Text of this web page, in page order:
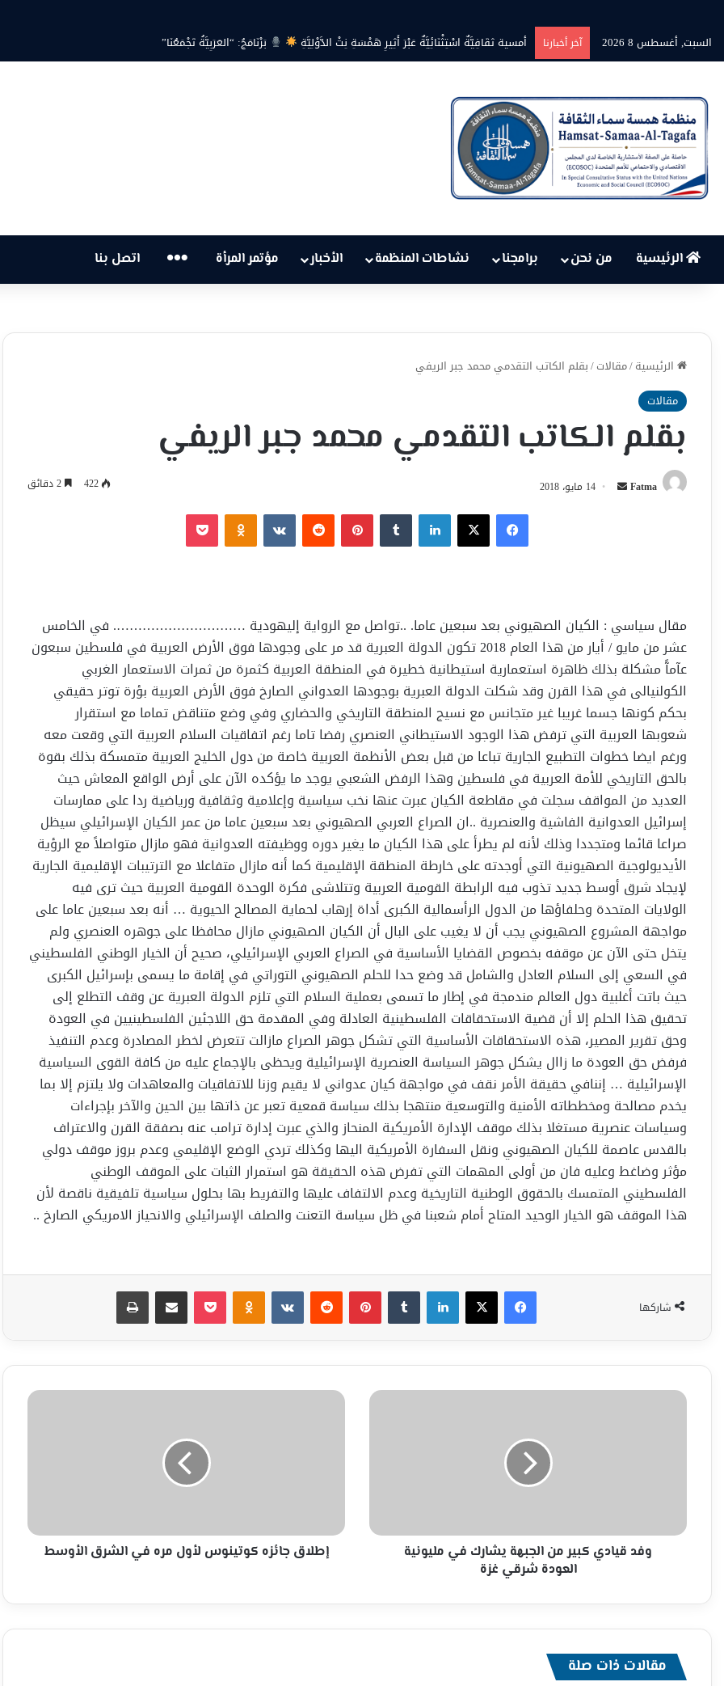
السبت, أغسطس 8 2026
آخر أخبارنا أمسية ثقَافِيَّةٌ اسْتِثْنَائِيَّةٌ عَبْرَ أَثِيرِ هَمْسَةِ نِتْ الدَّوْلِيَّةِ بَرْنَامَجُ: “العَرَبِيَّةُ تَجْمَعُنَا”
الرئيسية من نحن برامجنا نشاطات المنظمة الأخبار مؤتمر المرأة … اتصل بنا
الرئيسية/مقالات/بقلم الكاتب التقدمي محمد جبر الريفي
مقالات
بقلم الكاتب التقدمي محمد جبر الريفي
Fatma
أرسل 14 مايو، 2018 422
فيسبوك‫X لينكدإن بينتيريست Odnoklassniki
‫Pocket
مقال سياسي : الكيان الصهيوني بعد سبعين عاما. ..تواصل مع الرواية إليهودية …………………………. في الخامس
عشر من مايو / أيار من هذا العام 2018 تكون الدولة العبرية قد مر على وجودها فوق الأرض العربية في فلسطين سبعون
عآمآً مشكلة بذلك ظاهرة استعمارية استيطانية خطيرة في المنطقة العربية كثمرة من ثمرات الاستعمار الغربي
الكولنيالى في هذا القرن وقد شكلت الدولة العبرية بوجودها العدواني الصارخ فوق الأرض العربية بؤرة توتر حقيقي
بحكم كونها جسما غريبا غير متجانس مع نسيج المنطقة التاريخي والحضاري وفي وضع متناقض تماما مع استقرار
شعوبها العربية التي ترفض هذا الوجود الاستيطاني العنصري رفضا تاما رغم اتفاقيات السلام العربية التي وقعت معه
ورغم ايضا خطوات التطبيع الجارية تباعا من قبل بعض الأنظمة العربية خاصة من دول الخليج العربية متمسكة بذلك بقوة
بالحق التاريخي للأمة العربية في فلسطين وهذا الرفض الشعبي يوجد ما يؤكده الآن على أرض الواقع المعاش حيث
العديد من المواقف سجلت في مقاطعة الكيان عبرت عنها نخب سياسية وإعلامية وثقافية ورياضية ردا على ممارسات
إسرائيل العدوانية الفاشية والعنصرية ..ان الصراع العربي الصهيوني بعد سبعين عاما من عمر الكيان الإسرائيلي سيظل
صراعا قائما ومتجددا وذلك لأنه لم يطرأ على هذا الكيان ما يغير دوره ووظيفته العدوانية فهو مازال متواصلاً مع الرؤية
الأيديولوجية الصهيونية التي أوجدته على خارطة المنطقة الإقليمية كما أنه مازال متفاعلا مع الترتيبات الإقليمية الجارية
لإيجاد شرق أوسط جديد تذوب فيه الرابطة القومية العربية وتتلاشى فكرة الوحدة القومية العربية حيث ترى فيه
الولايات المتحدة وحلفاؤها من الدول الرأسمالية الكبرى أداة إرهاب لحماية المصالح الحيوية … أنه بعد سبعين عاما على
مواجهة المشروع الصهيوني يجب أن لا يغيب على البال أن الكيان الصهيوني مازال محافظا على جوهره العنصري ولم
يتخل حتى الآن عن موقفه بخصوص القضايا الأساسية في الصراع العربي الإسرائيلي، صحيح أن الخيار الوطني الفلسطيني
في السعي إلى السلام العادل والشامل قد وضع حدا للحلم الصهيوني التوراتي في إقامة ما يسمى بإسرائيل الكبرى
حيث باتت أغلبية دول العالم مندمجة في إطار ما تسمى بعملية السلام التي تلزم الدولة العبرية عن وقف التطلع إلى
تحقيق هذا الحلم إلا أن قضية الاستحقاقات الفلسطينية العادلة وفي المقدمة حق اللاجئين الفلسطينيين في العودة
وحق تقرير المصير، هذه الاستحقاقات الأساسية التي تشكل جوهر الصراع مازالت تتعرض لخطر المصادرة وعدم التنفيذ
فرفض حق العودة ما زاال يشكل جوهر السياسة العنصرية الإسرائيلية ويحظى بالإجماع عليه من كافة القوى السياسية
الإسرائيلية … إننافي حقيقة الأمر نقف في مواجهة كيان عدواني لا يقيم وزنا للاتفاقيات والمعاهدات ولا يلتزم إلا بما
يخدم مصالحة ومخططاته الأمنية والتوسعية منتهجا بذلك سياسة قمعية تعبر عن ذاتها بين الحين والآخر بإجراءات
وسياسات عنصرية مستغلا بذلك موقف الإدارة الأمريكية المنحاز والذي عبرت إدارة ترامب عنه بصفقة القرن والاعتراف
بالقدس عاصمة للكيان الصهيوني ونقل السفارة الأمريكية اليها وكذلك تردي الوضع الإقليمي وعدم بروز موقف دولي
مؤثر وضاغط وعليه فان من أولى المهمات التي تفرض هذه الحقيقة هو استمرار الثبات على الموقف الوطني
الفلسطيني المتمسك بالحقوق الوطنية التاريخية وعدم الالتفاف عليها والتفريط بها بحلول سياسية تلفيقية ناقصة لأن
هذا الموقف هو الخيار الوحيد المتاح أمام شعبنا في ظل سياسة التعنت والصلف الإسرائيلي والانحياز الامريكي الصارخ ..
شاركها
فيسبوك‫X لينكدإن بينتيريست Odnoklassniki
‫Pocket مشاركة عبر البريد طباعة
وفد
العودة
وفد قيادي كبير من الجبهة يشارك في مليونية
العودة شرقي غزة
إطلاق
إطلاق جائزه كوتينوس لأول مره في الشرق الأوسط
مقالات ذات صلة